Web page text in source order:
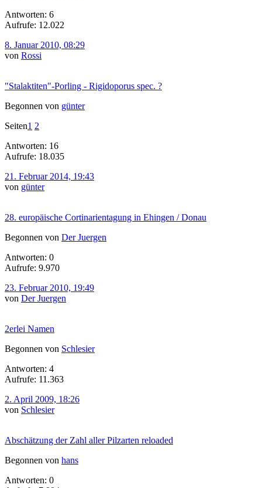
Antworten: 6
Aufrufe: 12.022
8. Januar 2010, 08:29
von Rossi
"Stalaktiten"-Porling - Rigidoporus spec. ?
Begonnen von günter
Seiten1 2
Antworten: 16
Aufrufe: 18.035
21. Februar 2014, 19:43
von günter
28. europäische Cortinarientagung in Ehingen / Donau
Begonnen von Der Juergen
Antworten: 0
Aufrufe: 9.970
23. Februar 2010, 19:49
von Der Juergen
2erlei Namen
Begonnen von Schlesier
Antworten: 4
Aufrufe: 11.363
2. April 2009, 18:26
von Schlesier
Abschätzung der Zahl aller Pilzarten reloaded
Begonnen von hans
Antworten: 0